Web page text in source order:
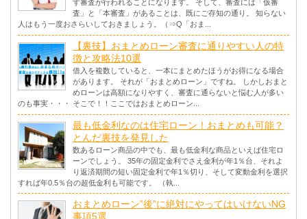
ず審査が行われることになります。 そして、審査には「仮審
査」と「本審査」があることは、既にご存知の通り。 知らない
人はもう一度おさらいしておきましょう。（⇒Q「おま...
【裏技】おまとめローン審査に通りやすい人の特
徴と攻略法10選
借入を複数していると、一本にまとめたほうがお得になる場合
があります。 それが「おまとめローン」ですね。 しかしおまと
めローンは高額になりやすく、審査に通らないと悩む人が多い
のも事実・・・ そこで！！ここではおまとめローン...
最も低金利なのは住宅ローン！おまとめも可能？
とんだ裏技を発見した
数あるローン商品の中でも、最も低金利な商品といえば住宅ロ
ーンでしょう。 35年の固定金利でさえ金利が年1％台、それよ
り返済期間の短い固定金利で年1％切り、そして変動金利を選択
すれば年0.5％台の超低金利も可能です。 （執...
おまとめローン”後”に絶対にやってはいけないNG
事項5選